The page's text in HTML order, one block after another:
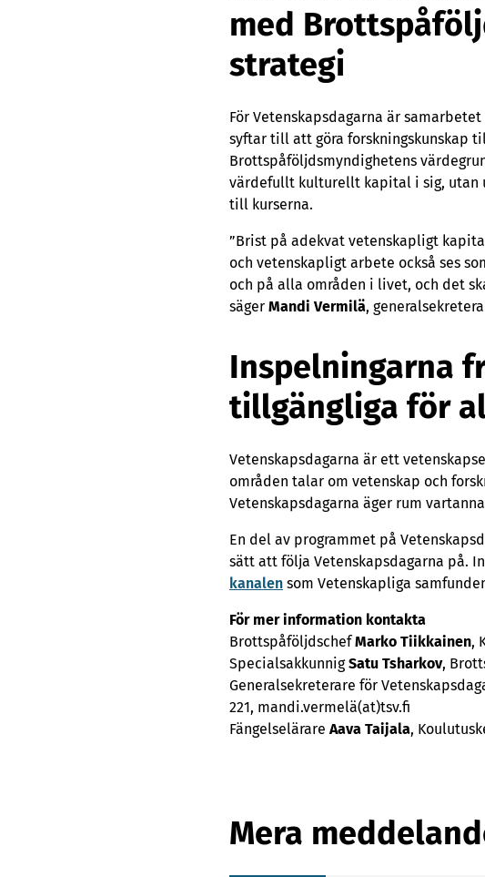
med
strategi
För Vetenskapsdagarna är
syftar till att göra forskningskunskap
Brottspåföljdsmyndighetens
värdefullt kulturellt kapital i sig, utan
till kurserna.
”Brist på adekvat vetenskapligt
och vetenskapligt arbete också ses
och på alla områden i livet, och det
säger Mandi Vermilä,
Inspelningarna
tillgängliga för
Vetenskapsdagarna är ett
områden talar om vetenskap och
Vetenskapsdagarna äger rum
En del av programmet på
sätt att följa Vetenskapsdagarna på.
kanalen som Vetenskapliga
För mer information kontakta
BrottspåföljdschefMarko Tiikkainen,
SpecialsakkunnigSatu Tsharkov,
Generalsekreterare för
221, mandi.vermelä(at)tsv.fi
Fängelselärare Aava Taijala,
Mera